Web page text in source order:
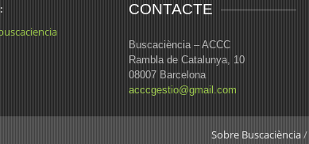
CONTACTE
Buscaciència – ACCC
Rambla de Catalunya, 10
08007 Barcelona
acccgestio@gmail.com
Sobre Buscaciència/